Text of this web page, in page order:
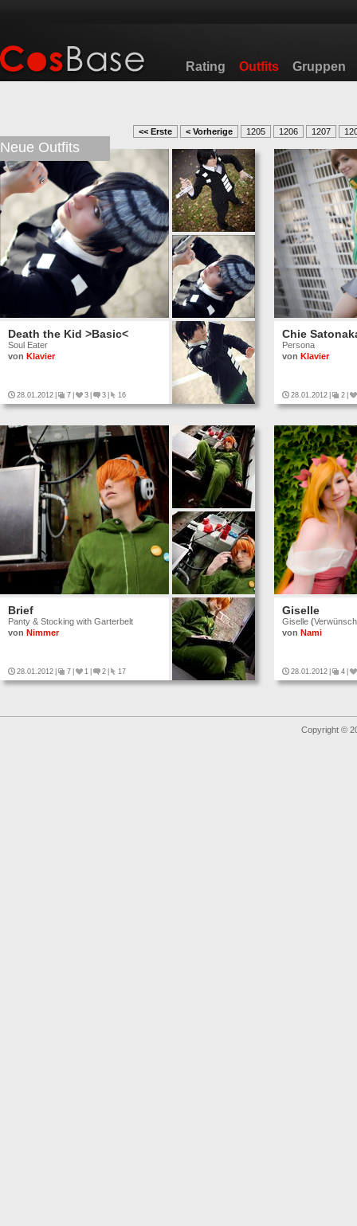
Rating Outfits Gruppen
<< Erste < Vorherige 1205 1206 1207
Neue Outfits
Death the Kid >Basic<
Soul Eater
von Klavier
28.01.2012 7 3 3 16
Chie
Persona
von Klavier
28.01.2012 2
Brief
Panty & Stocking with Garterbelt
von Nimmer
28.01.2012 7 1 2 17
Giselle
Giselle (
von Nami
28.01.2012 4
Copyright ©